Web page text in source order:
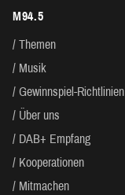
M94.5
Themen
Musik
Gewinnspiel-Richtlinien
Über uns
DAB+ Empfang
Kooperationen
Mitmachen